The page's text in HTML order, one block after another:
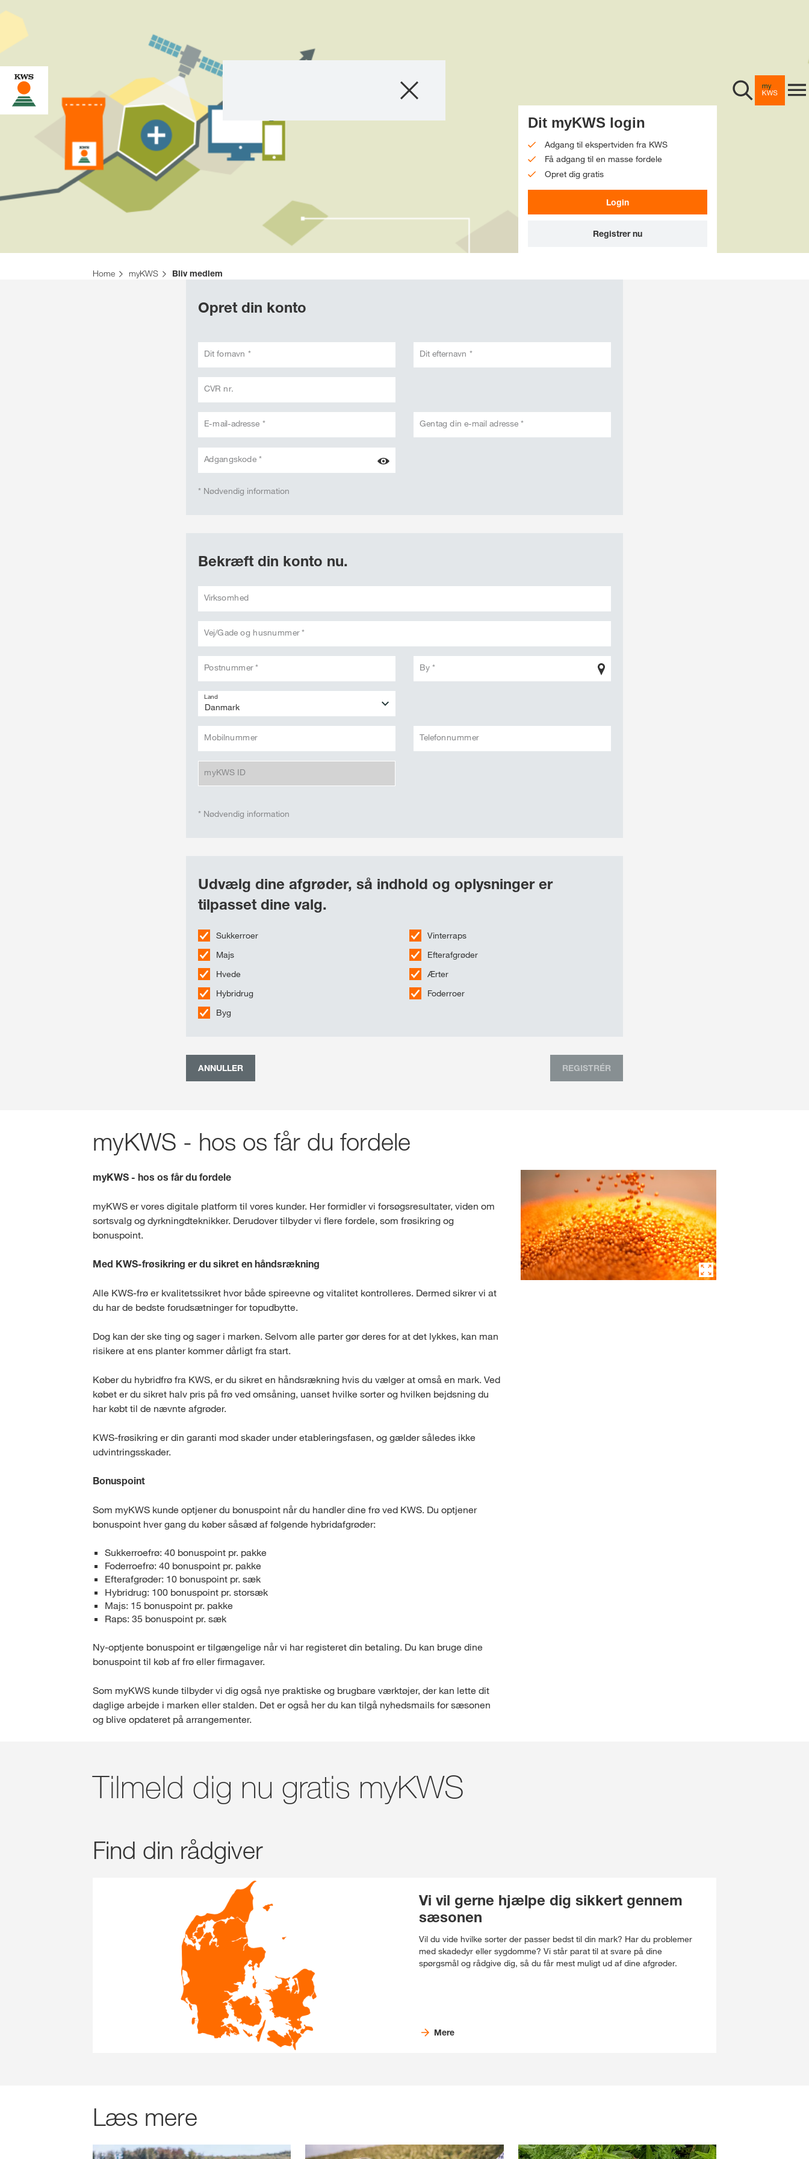
myKWS
Arrangementer
Virksomhed
Webshop
Webshop
Home myKWS Bliv medlem
Dit myKWS login
Adgang til ekspertviden fra KWS
Få adgang til en masse fordele
Opret dig gratis
Login
Registrer nu
Opret din konto
Dit fornavn * Dit efternavn *
CVR nr.
E-mail-adresse * Gentag din e-mail adresse *
Adgangskode *
* Nødvendig information
Bekræft din konto nu.
Virksomhed
Vej/Gade og husnummer *
Postnummer * By *
Land
Mobilnummer Telefonnummer
myKWS ID
* Nødvendig information
Udvælg dine afgrøder, så indhold og oplysninger er
tilpasset dine valg.
Sukkerroer
Majs
Hvede
Hybridrug
Byg
Vinterraps
Efterafgrøder
Ærter
Foderroer
ANNULLER REGISTRÉR
myKWS - hos os får du fordele
myKWS - hos os får du fordele
myKWS er vores digitale platform til vores kunder. Her formidler vi forsøgsresultater, viden om
sortsvalg og dyrkningdteknikker. Derudover tilbyder vi flere fordele, som frøsikring og
bonuspoint.
Med KWS-frøsikring er du sikret en håndsrækning
Alle KWS-frø er kvalitetssikret hvor både spireevne og vitalitet kontrolleres. Dermed sikrer vi at
du har de bedste forudsætninger for topudbytte.
Dog kan der ske ting og sager i marken. Selvom alle parter gør deres for at det lykkes, kan man
risikere at ens planter kommer dårligt fra start.
Køber du hybridfrø fra KWS, er du sikret en håndsrækning hvis du vælger at omså en mark. Ved
købet er du sikret halv pris på frø ved omsåning, uanset hvilke sorter og hvilken bejdsning du
har købt til de nævnte afgrøder.
KWS-frøsikring er din garanti mod skader under etableringsfasen, og gælder således ikke
udvintringsskader.
Bonuspoint
Som myKWS kunde optjener du bonuspoint når du handler dine frø ved KWS. Du optjener
bonuspoint hver gang du køber såsæd af følgende hybridafgrøder:
Sukkerroefrø: 40 bonuspoint pr. pakke
Foderroefrø: 40 bonuspoint pr. pakke
Efterafgrøder: 10 bonuspoint pr. sæk
Hybridrug: 100 bonuspoint pr. storsæk
Majs: 15 bonuspoint pr. pakke
Raps: 35 bonuspoint pr. sæk
Ny-optjente bonuspoint er tilgængelige når vi har registeret din betaling. Du kan bruge dine
bonuspoint til køb af frø eller firmagaver.
Som myKWS kunde tilbyder vi dig også nye praktiske og brugbare værktøjer, der kan lette dit
daglige arbejde i marken eller stalden. Det er også her du kan tilgå nyhedsmails for sæsonen
og blive opdateret på arrangementer.
Tilmeld dig nu gratis myKWS
Find din rådgiver
Vi vil gerne hjælpe dig sikkert gennem
sæsonen
Vil du vide hvilke sorter der passer bedst til din mark? Har du problemer
med skadedyr eller sygdomme? Vi står parat til at svare på dine
spørgsmål og rådgive dig, så du får mest muligt ud af dine afgrøder.
Mere
Læs mere